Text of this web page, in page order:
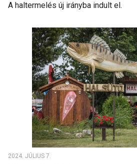
A haltermelés új irányba indult el.
2024. JÚLIUS 7.